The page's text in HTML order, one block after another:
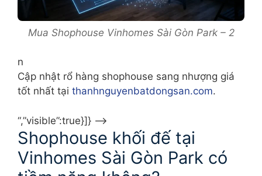
Mua Shophouse Vinhomes Sài Gòn Park – 2
n
Cập nhật rổ hàng shophouse sang nhượng giá
tốt nhất tại thanhnguyenbatdongsan.com.
“,”visible”:true}]} –>
Shophouse khối đế tại
Vinhomes Sài Gòn Park có